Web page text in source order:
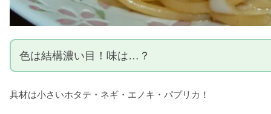
色は結構濃い目！味は…？
具材は小さいホタテ・ネギ・エノキ・パプリカ！